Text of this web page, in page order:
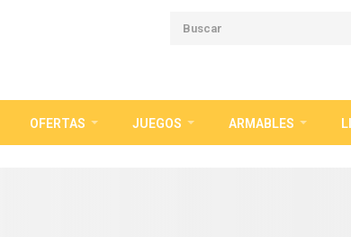
OFERTAS JUEGOS ARMABLES